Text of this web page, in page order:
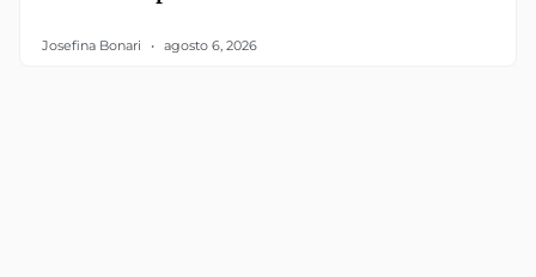
Josefina Bonari agosto 6, 2026